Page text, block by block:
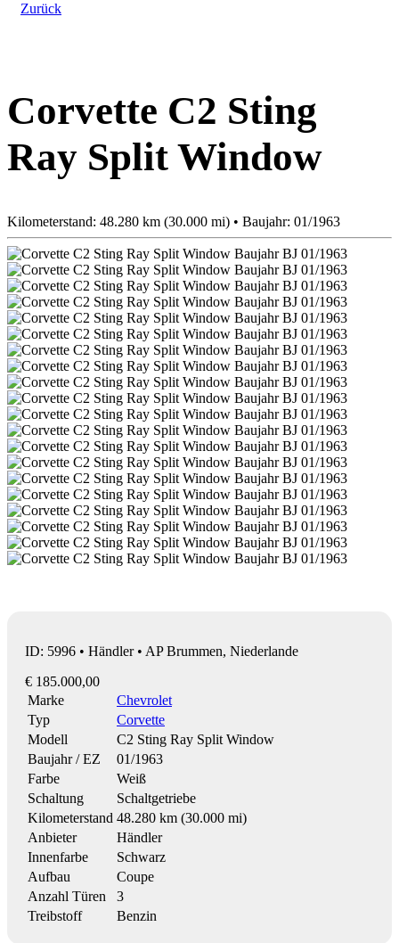
Zurück
Corvette C2 Sting
Ray Split Window
Kilometerstand: 48.280 km (30.000 mi) • Baujahr: 01/1963
ID: 5996 • Händler • AP Brummen, Niederlande
€ 185.000,00
Marke
Chevrolet
Typ
Corvette
Modell
C2 Sting Ray Split Window
Baujahr / EZ
01/1963
Farbe
Weiß
Schaltung
Schaltgetriebe
Kilometerstand 48.280 km (30.000 mi)
Anbieter
Händler
Innenfarbe
Schwarz
Aufbau
Coupe
Anzahl Türen
3
Treibstoff
Benzin